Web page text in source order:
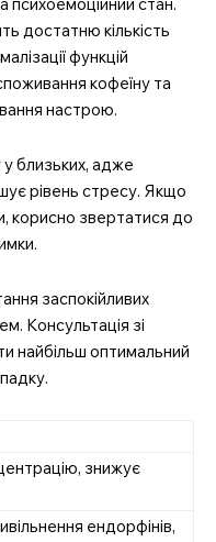
достатню кількість
функцій
кофеїну та
настрою.
близьких, адже
рівень стресу. Якщо
корисно звертатися до
заспокійливих
Консультація зі
найбільш оптимальний
знижує
ендорфінів,